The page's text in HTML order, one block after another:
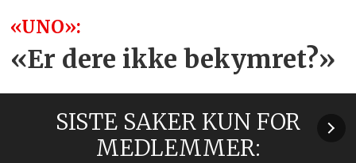
«UNO»:
«Er dere ikke bekymret?»
SISTE SAKER KUN FOR
MEDLEMMER: